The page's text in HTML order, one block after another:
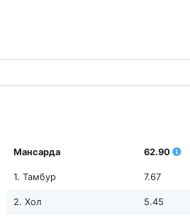
Мансарда 62.90
1. Тамбур 7.67
2. Хол 5.45